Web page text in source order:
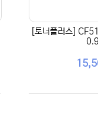
[토너플러스]